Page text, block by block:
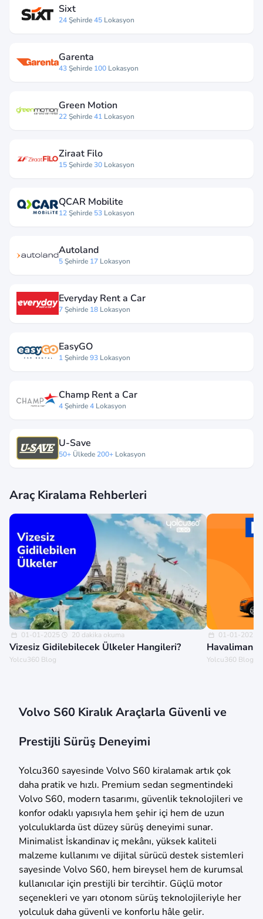
Sixt
24Şehirde45 Lokasyon
Garenta
43Şehirde 100 Lokasyon
Green Motion
22Şehirde41 Lokasyon
Ziraat Filo
15Şehirde30 Lokasyon
QCAR Mobilite
12Şehirde 53 Lokasyon
Autoland
5Şehirde 17 Lokasyon
Everyday Rent a Car
7Şehirde 18 Lokasyon
EasyGO
1Şehirde93 Lokasyon
Champ Rent a Car
4Şehirde4 Lokasyon
U-Save
50+ Ülkede 200+ Lokasyon
Araç Kiralama Rehberleri
01-01-2025 20 dakika okuma
Vizesiz Gidilebilecek Ülkeler Hangileri?
Yolcu360 Blog
01-01-2025
Yolcu360 Blog
Volvo S60 Kiralık Araçlarla Güvenli ve
Prestijli Sürüş Deneyimi
Yolcu360 sayesinde Volvo S60 kiralamak artık çok
daha pratik ve hızlı. Premium sedan segmentindeki
Volvo S60, modern tasarımı, güvenlik teknolojileri ve
konfor odaklı yapısıyla hem şehir içi hem de uzun
yolculuklarda üst düzey sürüş deneyimi sunar.
Minimalist İskandinav iç mekânı, yüksek kaliteli
malzeme kullanımı ve dijital sürücü destek sistemleri
sayesinde Volvo S60, hem bireysel hem de kurumsal
kullanıcılar için prestijli bir tercihtir. Güçlü motor
seçenekleri ve yarı otonom sürüş teknolojileriyle her
yolculuk daha güvenli ve konforlu hâle gelir.